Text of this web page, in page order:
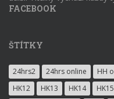
FACEBOOK
ŠTÍTKY
24hrs2 24hrs online HH
HK12
HK13 HK14 HK15